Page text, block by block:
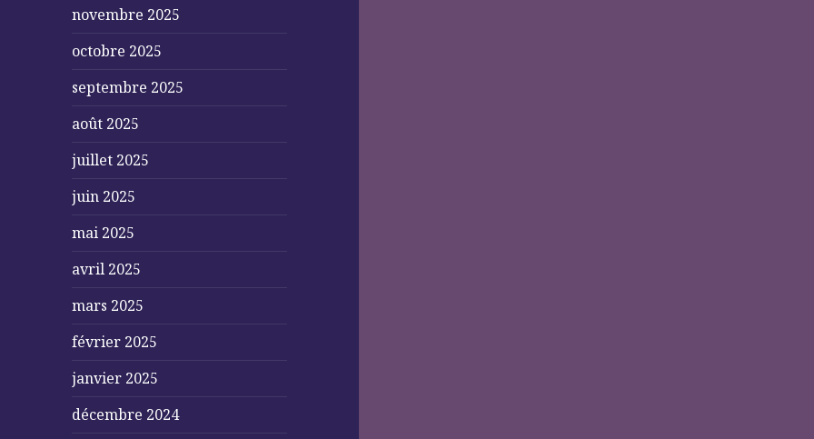
novembre 2025
octobre 2025
septembre 2025
août 2025
juillet 2025
juin 2025
mai 2025
avril 2025
mars 2025
février 2025
janvier 2025
décembre 2024